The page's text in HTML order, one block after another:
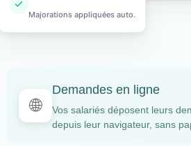
Majorations appliquées auto.
🌐
Demandes en ligne
Vos salariés déposent leurs
depuis leur navigateur, sans